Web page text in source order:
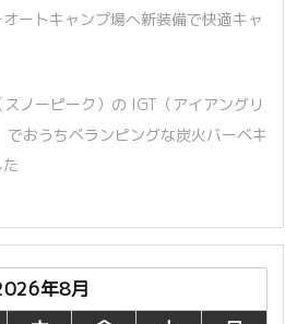
ートキャンプ場へ新装備で快適キャ
ノーピーク）の IGT（アイアングリ
でおうちベランピングな炭火バーベキ
年8月